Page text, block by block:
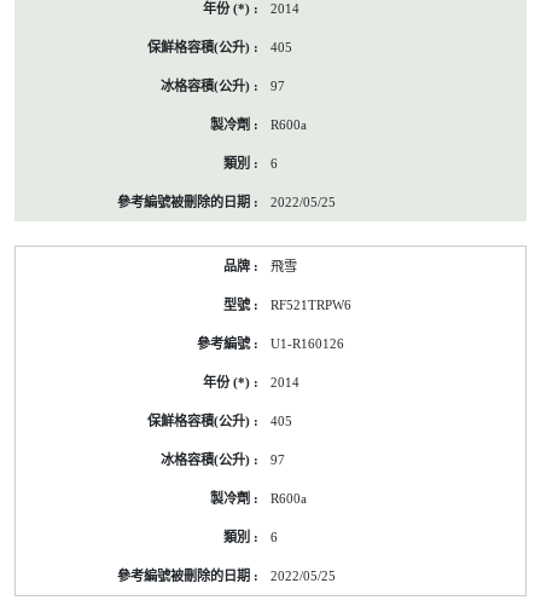
2014
405
97
R600a
6
2022/05/25
飛雪
RF521TRPW6
U1-R160126
2014
405
97
R600a
6
2022/05/25